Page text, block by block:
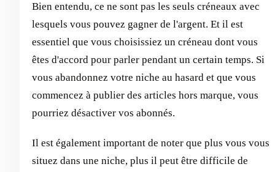
Bien entendu, ce ne sont pas les seuls créneaux avec
lesquels vous pouvez gagner de l'argent. Et il est
essentiel que vous choisissiez un créneau dont vous
êtes d'accord pour parler pendant un certain temps. Si
vous abandonnez votre niche au hasard et que vous
commencez à publier des articles hors marque, vous
pourriez désactiver vos abonnés.
Il est également important de noter que plus vous vous
situez dans une niche, plus il peut être difficile de